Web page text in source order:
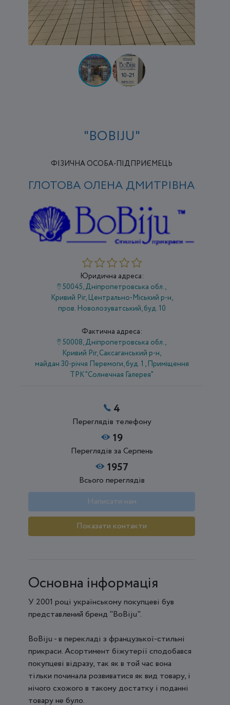
"BOBIJU"
ФІЗИЧНА ОСОБА-ПІДПРИЄМЕЦЬ
ГЛОТОВА ОЛЕНА ДМИТРІВНА
Юридична адреса:
50045, Дніпропетровська обл.,
Кривий Ріг, Центрально-Міський р-н,
пров. Новолозуватський, буд. 10
Фактична адреса:
50008, Дніпропетровська обл.,
Кривий Ріг, Саксаганський р-н,
майдан 30-річчя Перемоги, буд. 1 , Приміщення
ТРК "Солнечная Галерея"
4
Переглядів телефону
19
Переглядів за Серпень
1957
Всього переглядів
Написати нам
Показати контакти
Основна інформація
У 2001 році українському покупцеві був
представлений бренд "BoBiju".
BoBiju - в перекладі з французької-стильні
прикраси. Асортимент біжутерії сподобався
покупцеві відразу, так як в той час вона
тільки починала розвиватися як вид товару, і
нічого схожого в такому достатку і поданні
товару не було.